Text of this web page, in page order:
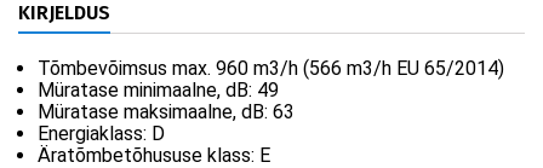
KIRJELDUS
Tõmbevõimsus max. 960 m3/h (566 m3/h EU 65/2014)
Müratase minimaalne, dB: 49
Müratase maksimaalne, dB: 63
Energiaklass: D
Äratõmbetõhususe klass: E